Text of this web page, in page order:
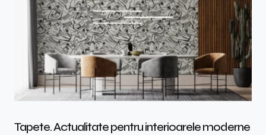
Tapete. Actualitate pentru interioarele moderne